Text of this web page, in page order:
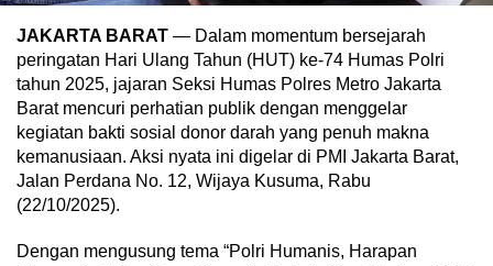
JAKARTA BARAT — Dalam momentum bersejarah
peringatan Hari Ulang Tahun (HUT) ke-74 Humas Polri
tahun 2025, jajaran Seksi Humas Polres Metro Jakarta
Barat mencuri perhatian publik dengan menggelar
kegiatan bakti sosial donor darah yang penuh makna
kemanusiaan. Aksi nyata ini digelar di PMI Jakarta Barat,
Jalan Perdana No. 12, Wijaya Kusuma, Rabu
(22/10/2025).
Dengan mengusung tema “Polri Humanis, Harapan